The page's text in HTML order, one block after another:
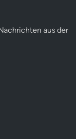
aus der